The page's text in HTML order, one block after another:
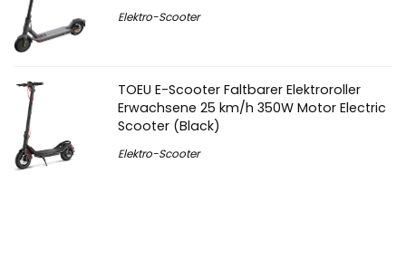
Elektro-Scooter
TOEU E-Scooter Faltbarer Elektroroller
Erwachsene 25 km/h 350W Motor Electric
Scooter (Black)
Elektro-Scooter